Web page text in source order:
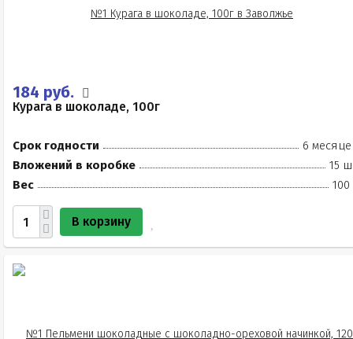
184 руб.
Курага в шоколаде, 100г
Срок годности
6
Вложений в коробке
15
Вес
100
В корзину